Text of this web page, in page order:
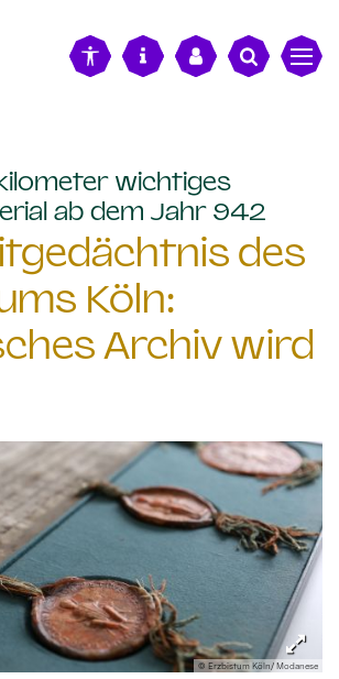
wichtiges
ab dem Jahr 942
des
Köln:
Archiv wird
© Erzbistum Köln/ Modanese